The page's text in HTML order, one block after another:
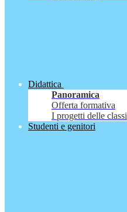
Didattica
Panoramica
Offerta formativa
I progetti delle classi
Studenti e genitori